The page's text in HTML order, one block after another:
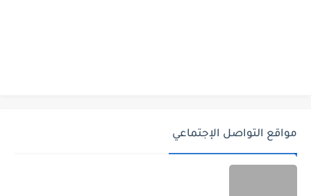
مواقع التواصل الإجتماعي